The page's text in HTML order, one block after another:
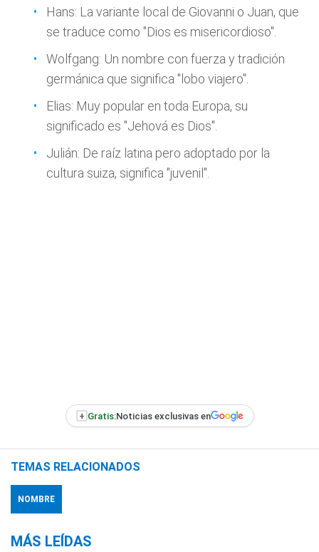
Hans: La variante local de Giovanni o Juan, que
se traduce como "Dios es misericordioso".
Wolfgang: Un nombre con fuerza y tradición
germánica que significa "lobo viajero".
Elias: Muy popular en toda Europa, su
significado es "Jehová es Dios".
Julián: De raíz latina pero adoptado por la
cultura suiza, significa "juvenil".
+ Gratis:Noticias exclusivas en
TEMAS RELACIONADOS
NOMBRE
MÁS LEÍDAS